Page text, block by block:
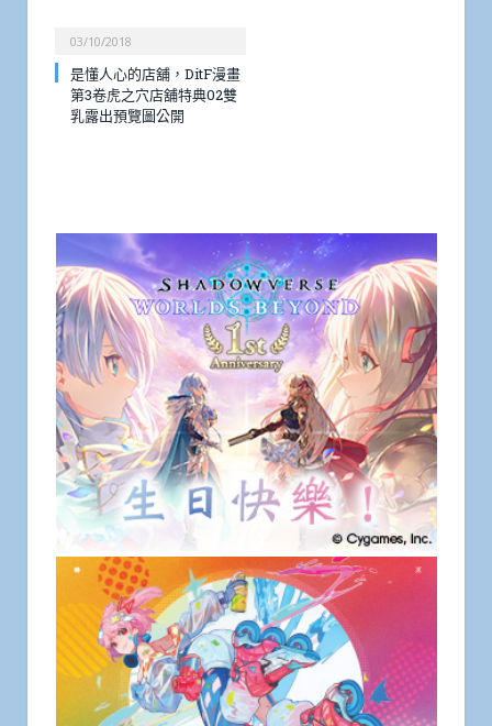
03/10/2018
是懂人心的店舖，DitF漫畫
第3卷虎之穴店舖特典02雙
乳露出預覽圖公開